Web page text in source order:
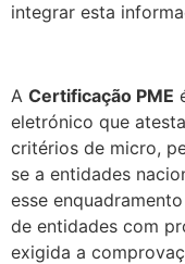
integrar esta
A Certificação PME
eletrónico que
critérios de micro,
se a entidades
esse
de entidades com
exigida a